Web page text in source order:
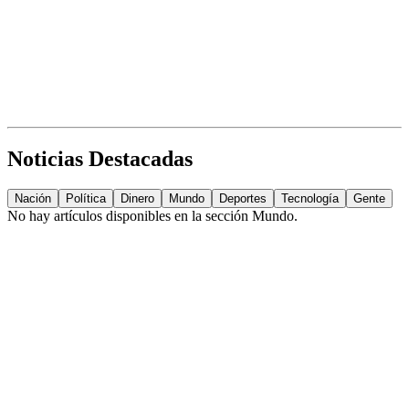
Noticias Destacadas
Nación Política Dinero Mundo Deportes Tecnología Gente
No hay artículos disponibles en la sección Mundo.